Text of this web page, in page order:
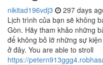
nikitad196vdj3 297 days
Lịch trình của bạn sẽ không
Gòn. Hãy tham khảo những
để không bỏ lỡ những sự
ở đây. You are able to stroll
https://